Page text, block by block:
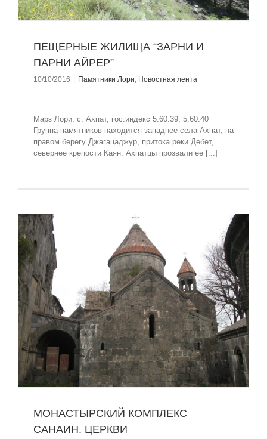
ПЕЩЕРНЫЕ ЖИЛИЩА “ЗАРНИ И
ПАРНИ АЙРЕР”
10/10/2016 Памятники Лори, Новостная лента
Марз Лори, c. Ахпат, гос.индекс 5.60.39; 5.60.40
Группа памятников находится западнее села Ахпат, на
правом берегу Джагацаджур, притока реки Дебет,
севернее крепости Каян. Ахпатцы прозвали ее [...]
МОНАСТЫРСКИЙ КОМПЛЕКС
САНАИН. ЦЕРКВИ